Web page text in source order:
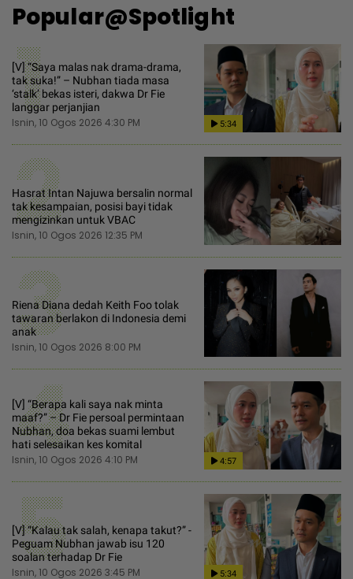
Popular@Spotlight
1
[V] “Saya malas nak drama-drama,
tak suka!” – Nubhan tiada masa
‘stalk’ bekas isteri, dakwa Dr Fie
langgar perjanjian
Isnin, 10 Ogos 2026 4:30 PM 5:34
2
Hasrat Intan Najuwa bersalin normal
tak kesampaian, posisi bayi tidak
mengizinkan untuk VBAC
Isnin, 10 Ogos 2026 12:35 PM
3
Riena Diana dedah Keith Foo tolak
tawaran berlakon di Indonesia demi
anak
Isnin, 10 Ogos 2026 8:00 PM
4
[V] “Berapa kali saya nak minta
maaf?” – Dr Fie persoal permintaan
Nubhan, doa bekas suami lembut
hati selesaikan kes komital
Isnin, 10 Ogos 2026 4:10 PM 4:57
5
[V] “Kalau tak salah, kenapa takut?” -
Peguam Nubhan jawab isu 120
soalan terhadap Dr Fie
Isnin, 10 Ogos 2026 3:45 PM 5:34